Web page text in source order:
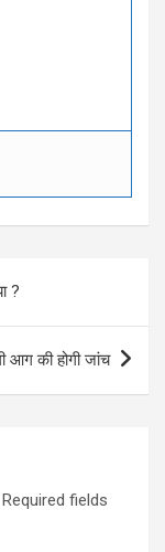
?
आग की होगी जांच
Required fields